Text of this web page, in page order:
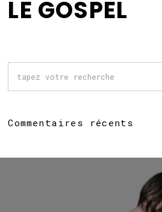
LE GOSPEL
Commentaires récents